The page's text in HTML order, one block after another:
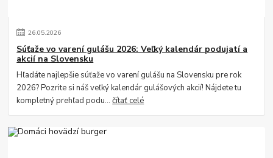
26.05.2026
Súťaže vo varení gulášu 2026: Veľký kalendár podujatí a
akcií na Slovensku
Hľadáte najlepšie súťaže vo varení gulášu na Slovensku pre rok
2026? Pozrite si náš veľký kalendár gulášových akcií! Nájdete tu
kompletný prehľad podu...čítať celé